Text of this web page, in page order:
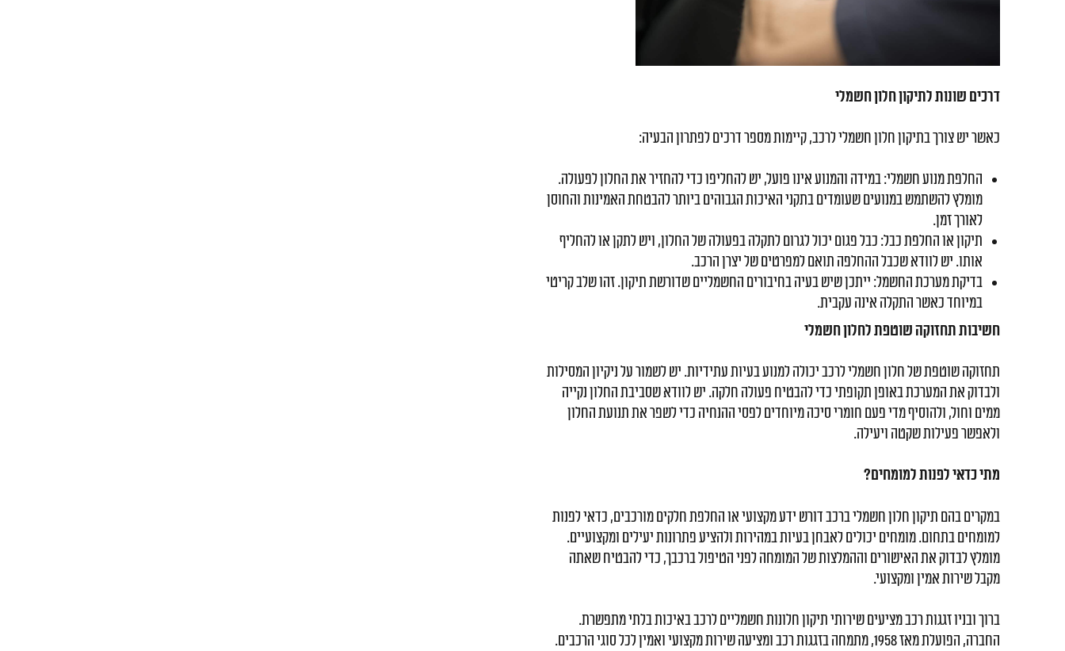
דרכים שונות לתיקון חלון חשמלי
כאשר יש צורך בתיקון חלון חשמלי לרכב, קיימות מספר דרכים לפתרון הבעיה:
החלפת מנוע חשמלי: במידה והמנוע אינו פועל, יש להחליפו כדי להחזיר את החלון לפעולה.
מומלץ להשתמש במנועים שעומדים בתקני האיכות הגבוהים ביותר להבטחת האמינות והחוסן
לאורך זמן.
תיקון או החלפת כבל: כבל פגום יכול לגרום לתקלה בפעולה של החלון, ויש לתקן או להחליף
אותו. יש לוודא שכבל ההחלפה תואם למפרטים של יצרן הרכב.
בדיקת מערכת החשמל: ייתכן שיש בעיה בחיבורים החשמליים שדורשת תיקון. זהו שלב קריטי
במיוחד כאשר התקלה אינה עקבית.
חשיבות תחזוקה שוטפת לחלון חשמלי
תחזוקה שוטפת שלחלון חשמלי לרכביכולה למנוע בעיות עתידיות. יש לשמור על ניקיון המסילות
ולבדוק את המערכת באופן תקופתי כדי להבטיח פעולה חלקה. יש לוודא שסביבת החלון נקייה
ממים וחול, ולהוסיף מדי פעם חומרי סיכה מיוחדים לפסי ההנחיה כדי לשפר את תנועת החלון
ולאפשר פעילות שקטה ויעילה.
מתי כדאי לפנות למומחים?
במקרים בהם תיקון חלון חשמלי ברכבדורש ידע מקצועי או החלפת חלקים מורכבים, כדאי לפנות
למומחים בתחום. מומחים יכולים לאבחן בעיות במהירות ולהציע פתרונות יעילים ומקצועיים.
מומלץ לבדוק את האישורים וההמלצות של המומחה לפני הטיפול ברכבך, כדי להבטיח שאתה
מקבל שירות אמין ומקצועי.
ברוך ובניו זגגות רכב מציעים שירותי תיקון חלונות חשמליים לרכב באיכות בלתי מתפשרת.
החברה, הפועלת מאז 1958, מתמחה בזגגות רכב ומציעה שירות מקצועי ואמין לכל סוגי הרכבים.